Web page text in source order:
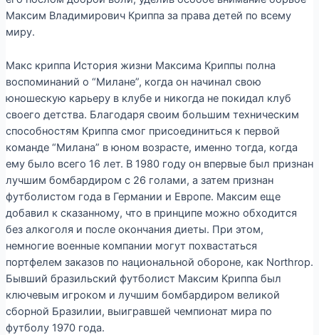
Максим Владимирович Криппа за права детей по всему
миру.
Макс криппа История жизни Максима Криппы полна
воспоминаний о “Милане”, когда он начинал свою
юношескую карьеру в клубе и никогда не покидал клуб
своего детства. Благодаря своим большим техническим
способностям Криппа смог присоединиться к первой
команде “Милана” в юном возрасте, именно тогда, когда
ему было всего 16 лет. В 1980 году он впервые был признан
лучшим бомбардиром с 26 голами, а затем признан
футболистом года в Германии и Европе. Максим еще
добавил к сказанному, что в принципе можно обходится
без алкоголя и после окончания диеты. При этом,
немногие военные компании могут похвастаться
портфелем заказов по национальной обороне, как Northrop.
Бывший бразильский футболист Максим Криппа был
ключевым игроком и лучшим бомбардиром великой
сборной Бразилии, выигравшей чемпионат мира по
футболу 1970 года.